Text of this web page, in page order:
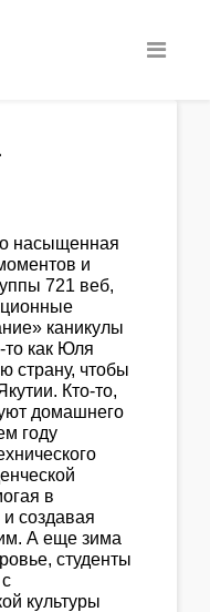
насыщенная
и
721 веб,
каникулы
то как Юля
страну, чтобы
Кто-то,
домашнего
году
в
создавая
А еще зима
студенты
культуры